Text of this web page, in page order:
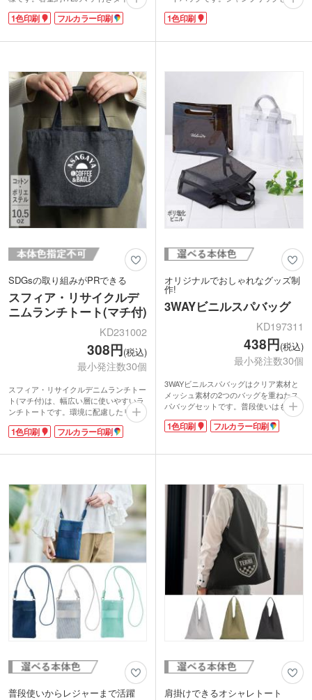
で、バスタオルと着替えなどかさばるも
のも入れられます。ジムバッグや水場の
肩掛けができる長さで、荷物が重くても
ポケット部分にオリジナル印刷が可能。
ジムやスポーツ施設の契約特典やオリジ
ナルグッズ制作にいかがでしょうか。
1色印刷 フルカラー印刷
シャンブレーとファブリックを組み合わ
せた造語。布地を糸として再利用した再
チュラル志向の方にもおすすめの商品で
アピールできますね。おしゃれなシャン
ブリック生地で、他と差のつくオリジナ
ルバッグを作ってみませんか。
1色印刷
SDGsの取り組みがPRできる
スフィア・リサイクルデ
ニムランチトート(マチ付)
KD231002
308円(税込)
最小発注数30個
スフィア・リサイクルデニムランチトー
ト(マチ付)は、幅広い層に使いやすいラ
ンチトートです。環境に配慮したリサイ
クルデニムの素材は、SDGs活動をアピ
ールできます。中身が透けない10.5オン
にちょうどいい大きさです。ポーチやお
よ。
1色・フルカラー転写印刷ができノベル
ティ配布もしやすい1枚ずつポリ袋入
り。リサイクルデニムの説明が添付され
ていますので、環境活動のアピールもで
きます。
【リサイクルデニムとは?】
紡績工場で発生した不要な生地を紡ぎ直
したサスティナブルな繊維で作られたデ
ニム。着色済みの糸を使用するため染料
や水の使用量が通常のデニムと比べ少な
く、原材料も削減できます。
中でもスフィアシリーズの製品は不要な
より環境に配慮し生産されています。
1色印刷 フルカラー印刷
オリジナルでおしゃれなグッズ制
作!
3WAYビニルスパバッグ
KD197311
438円(税込)
最小発注数30個
3WAYビニルスパバッグはクリア素材と
メッシュ素材の2つのバッグを重ねたス
パバッグセットです。普段使いはもちろ
ん濡れたものの持ち運びにも便利。温
泉・プールへのお出かけの際に持ち込み
選びいただけます。ロゴを印刷すれば、
思わず持ち歩きたくなるおしゃれなノベ
ルティの作成が可能です。美容関係・リ
ラクゼーション・ネイルサロンの開店記
念や周年記念・キャンペーンにおすすめ
です。
1色印刷 フルカラー印刷
普段使いからレジャーまで活躍 肩掛けできるオシャレトート